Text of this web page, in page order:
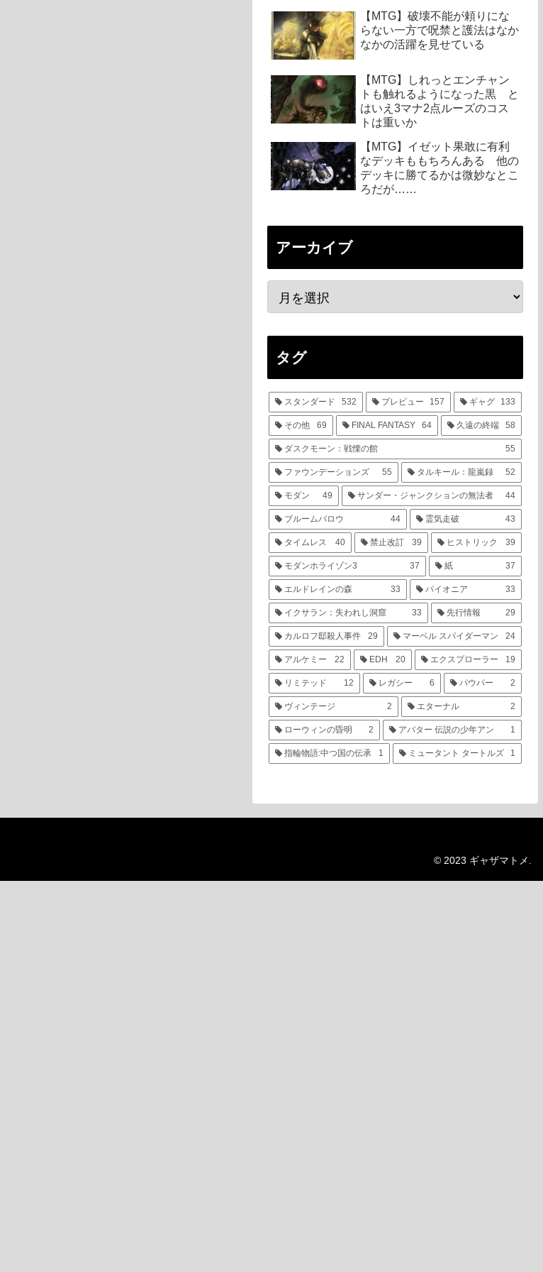
【MTG】破壊不能が頼りにな
らない一方で呪禁と護法はなか
なかの活躍を見せている
【MTG】しれっとエンチャン
トも触れるようになった黒 と
はいえ3マナ2点ルーズのコス
トは重いか
【MTG】イゼット果敢に有利
なデッキももちろんある 他の
デッキに勝てるかは微妙なとこ
ろだが……
アーカイブ
タグ
スタンダード 532 プレビュー 157 ギャグ 133
その他 69 FINAL FANTASY 64 久遠の終端 58
ダスクモーン：戦慄の館 55
ファウンデーションズ 55 タルキール：龍嵐録 52
モダン 49 サンダー・ジャンクションの無法者 44
ブルームバロウ 44 霊気走破 43
タイムレス 40 禁止改訂 39 ヒストリック 39
モダンホライゾン3 37 紙 37
エルドレインの森 33 パイオニア 33
イクサラン：失われし洞窟 33 先行情報 29
カルロフ邸殺人事件 29 マーベル スパイダーマン 24
アルケミー 22 EDH 20 エクスプローラー 19
リミテッド 12 レガシー 6 パウパー 2
ヴィンテージ 2 エターナル 2
ローウィンの昏明 2 アバター 伝説の少年アン 1
指輪物語:中つ国の伝承 1 ミュータント タートルズ 1
© 2023 ギャザマトメ.